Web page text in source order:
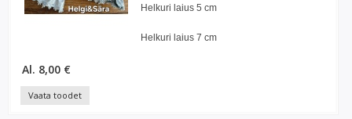
Helkuri laius 5 cm
Helkuri laius 7 cm
Al. 8,00 €
Vaata toodet